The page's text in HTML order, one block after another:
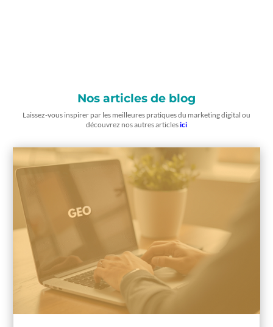
Nos articles de blog
Laissez-vous inspirer par les meilleures pratiques du marketing digital ou
découvrez nos autres articlesici